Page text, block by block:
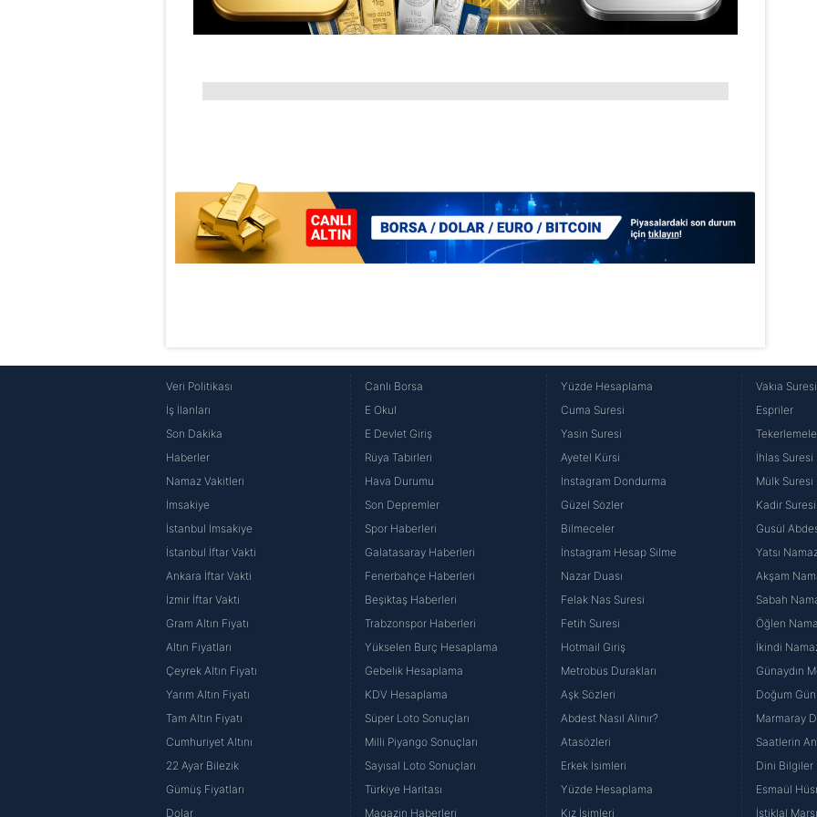
Veri Politikası
İş İlanları
Son Dakika
Haberler
Namaz Vakitleri
İmsakiye
İstanbul İmsakiye
İstanbul İftar Vakti
Ankara İftar Vakti
İzmir İftar Vakti
Gram Altın Fiyatı
Altın Fiyatları
Çeyrek Altın Fiyatı
Yarım Altın Fiyatı
Tam Altın Fiyatı
Cumhuriyet Altını
22 Ayar Bilezik
Gümüş Fiyatları
Dolar
Canlı Borsa
E Okul
E Devlet Giriş
Rüya Tabirleri
Hava Durumu
Son Depremler
Spor Haberleri
Galatasaray Haberleri
Fenerbahçe Haberleri
Beşiktaş Haberleri
Trabzonspor Haberleri
Yükselen Burç Hesaplama
Gebelik Hesaplama
KDV Hesaplama
Süper Loto Sonuçları
Milli Piyango Sonuçları
Sayısal Loto Sonuçları
Türkiye Haritası
Magazin Haberleri
Yüzde Hesaplama
Cuma Suresi
Yasin Suresi
Ayetel Kürsi
İnstagram Dondurma
Güzel Sözler
Bilmeceler
İnstagram Hesap Silme
Nazar Duası
Felak Nas Suresi
Fetih Suresi
Hotmail Giriş
Metrobüs Durakları
Aşk Sözleri
Abdest Nasıl Alınır?
Atasözleri
Erkek İsimleri
Yüzde Hesaplama
Kız İsimleri
Vakıa Suresi
Espriler
İhlas Suresi
Mülk Suresi
Kadir Suresi
Gusül
Yatsı
Akşam
Sabah
Öğlen
İkindi
Günaydın
Doğum
Marmaray
Saatlerin
Dini Bilgiler
Esmaül
İstiklal